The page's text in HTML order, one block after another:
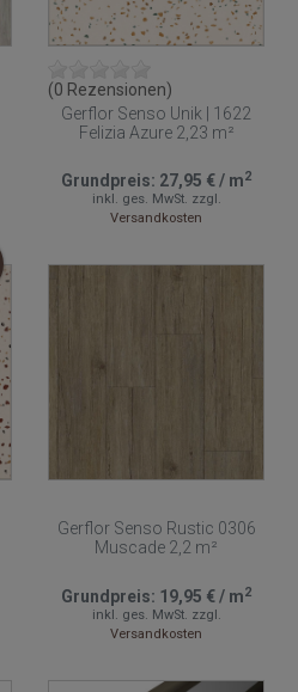
(0 Rezensionen)
Gerflor Senso Unik | 1622
Felizia Azure 2,23 m²
Grundpreis: 27,95 €/ m2
inkl. ges. MwSt. zzgl.
Versandkosten
Gerflor Senso Rustic 0306
Muscade 2,2 m²
Grundpreis: 19,95 €/ m2
inkl. ges. MwSt. zzgl.
Versandkosten